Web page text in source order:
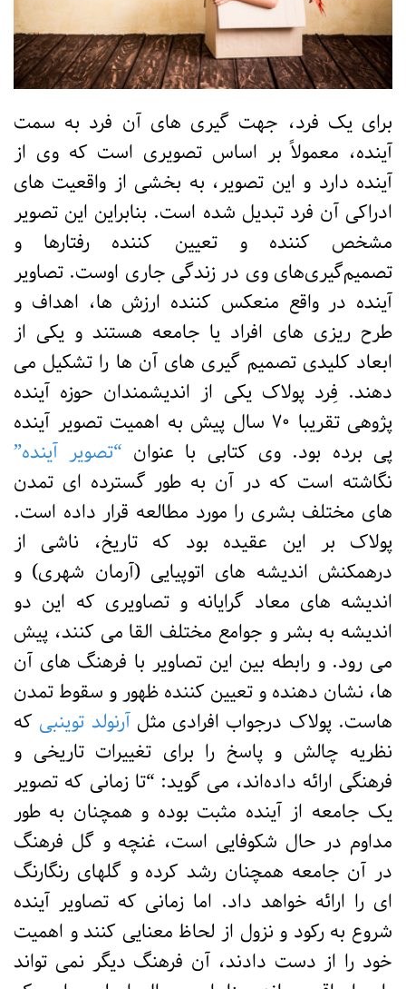
برای یک فرد، جهت گیری های آن فرد به سمت
آینده، معمولاً بر اساس تصویری است که وی از
آینده دارد و این تصویر، به بخشی از واقعیت های
ادراکی آن فرد تبدیل شده است. بنابراین این تصویر
مشخص کننده و تعیین کننده رفتارها و
تصمیم‌گیری‌های وی در زندگی جاری اوست. تصاویر
آینده در واقع منعکس کننده ارزش ها، اهداف و
طرح ریزی های افراد یا جامعه هستند و یکی از
ابعاد کلیدی تصمیم گیری های آن ها را تشکیل می
دهند. فِرد پولاک یکی از اندیشمندان حوزه آینده
پژوهی تقریبا ۷۰ سال پیش به اهمیت تصویر آینده
پی برده بود. وی کتابی با عنوان “تصویر آینده”
نگاشته است که در آن به طور گسترده ای تمدن
های مختلف بشری را مورد مطالعه قرار داده است.
پولاک بر این عقیده بود که تاریخ، ناشی از
درهمکنش اندیشه های اتوپیایی (آرمان شهری) و
اندیشه های معاد گرایانه و تصاویری که این دو
اندیشه به بشر و جوامع مختلف القا می کنند، پیش
می رود. و رابطه بین این تصاویر با فرهنگ های آن
ها، نشان دهنده و تعیین کننده ظهور و سقوط تمدن
هاست. پولاک درجواب افرادی مثلآرنولد توینبی که
نظریه چالش و پاسخ را برای تغییرات تاریخی و
فرهنگی ارائه داده‌اند، می گوید: “تا زمانی که تصویر
یک جامعه از آینده مثبت بوده و همچنان به طور
مداوم در حال شکوفایی است، غنچه و گل فرهنگ
در آن جامعه همچنان رشد کرده و گلهای رنگارنگ
ای را ارائه خواهد داد. اما زمانی که تصاویر آینده
شروع به رکود و نزول از لحاظ معنایی کنند و اهمیت
خود را از دست دادند، آن فرهنگ دیگر نمی تواند